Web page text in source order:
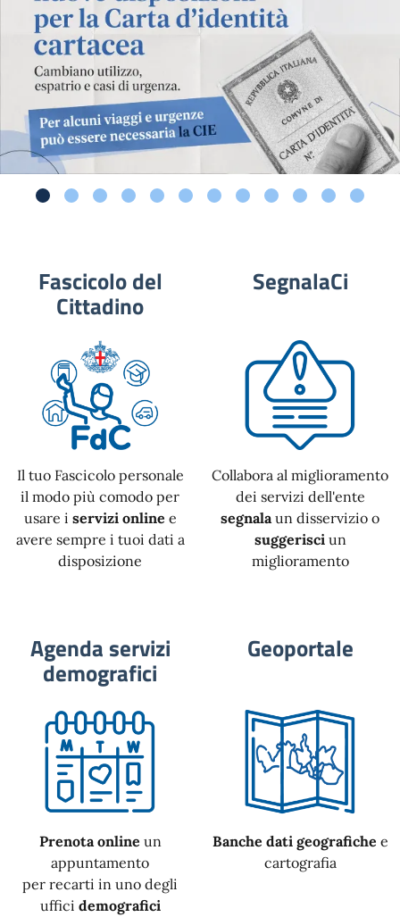
Fascicolo del
Cittadino
Il tuo Fascicolo personale
il modo più comodo per
usare i servizi online e
avere sempre i tuoi dati a
disposizione
SegnalaCi
Collabora al miglioramento
dei servizi dell'ente
segnala un disservizio o
suggerisciun
miglioramento
Agenda servizi
demografici
Prenota online un
appuntamento
per recarti in uno degli
uffici demografici
Geoportale
Banche dati geografiche e
cartografia